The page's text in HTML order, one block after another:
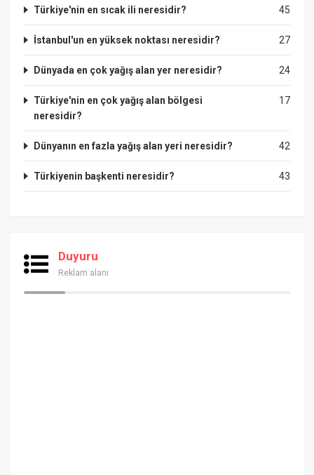
45
Türkiye'nin en sıcak ili neresidir?
27
İstanbul'un en yüksek noktası neresidir?
24
Dünyada en çok yağış alan yer neresidir?
17
Türkiye'nin en çok yağış alan bölgesi
neresidir?
42
Dünyanın en fazla yağış alan yeri neresidir?
43
Türkiyenin başkenti neresidir?
Duyuru
Reklam alanı